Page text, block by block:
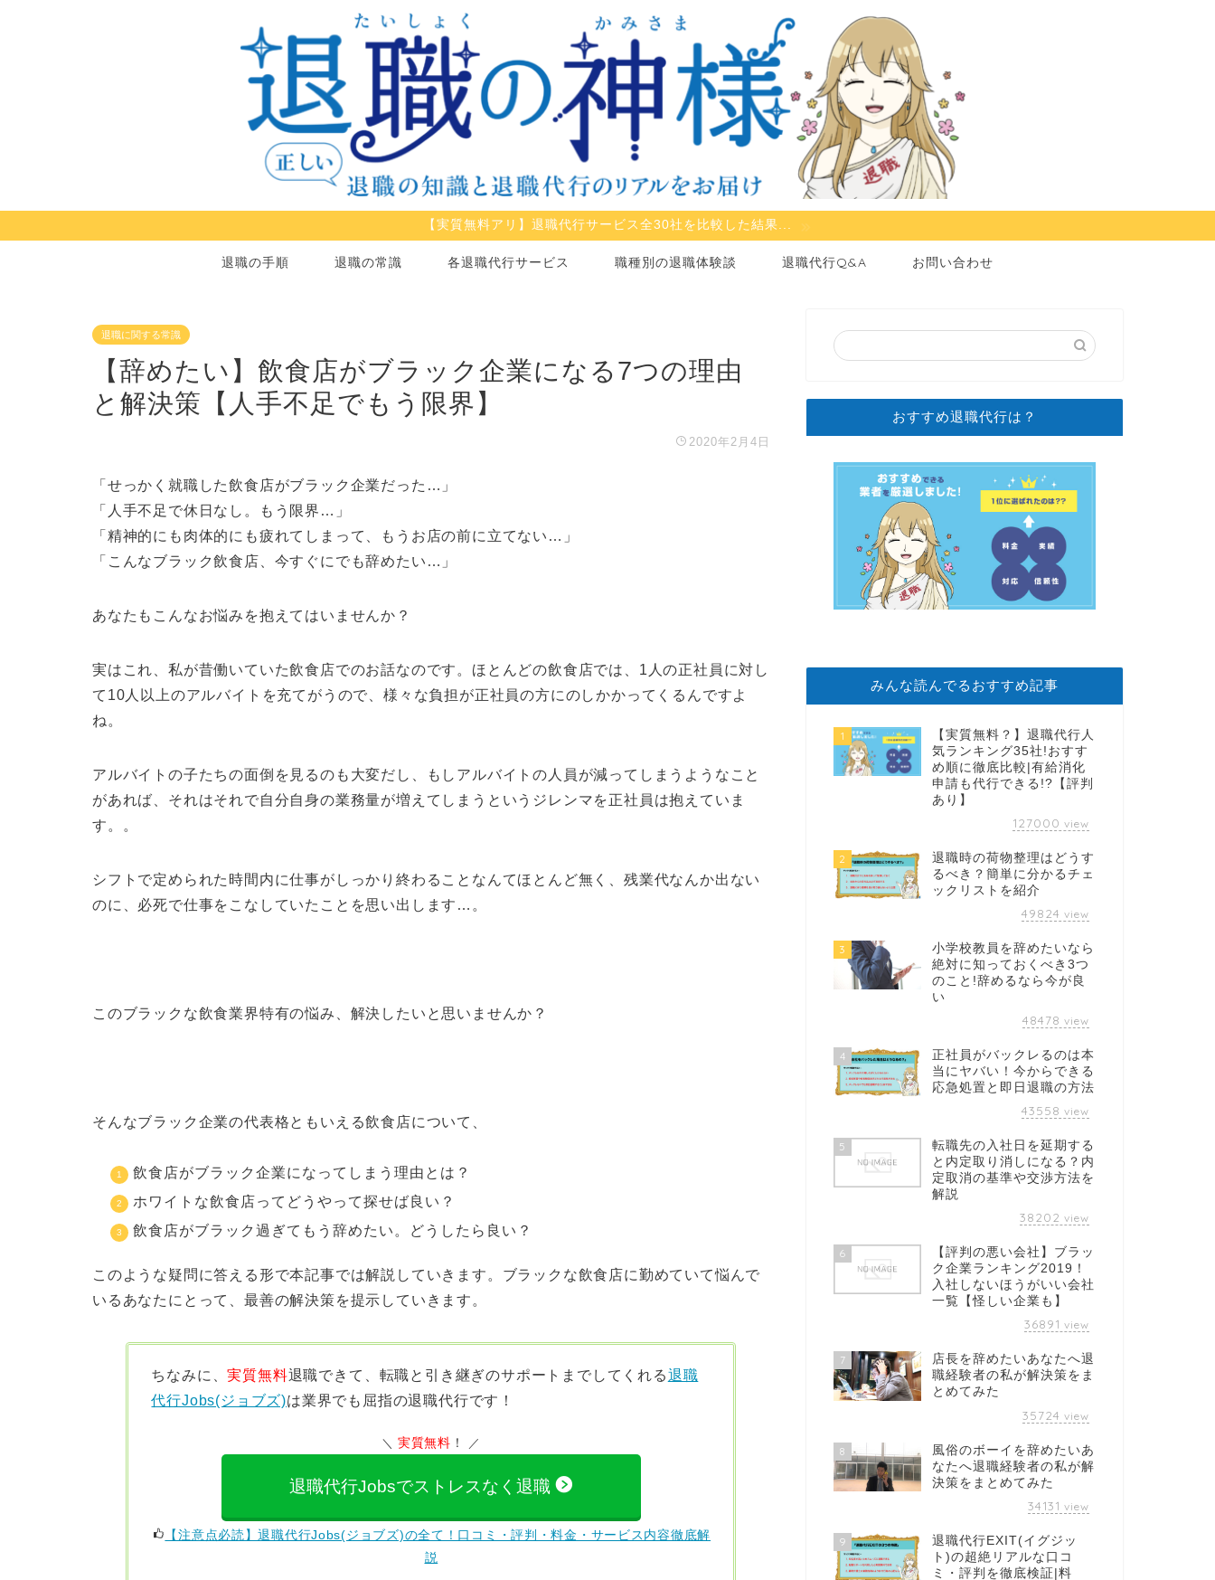
【実質無料アリ】退職代行サービス全30社を比較した結果...
退職の手順 退職の常識 各退職代行サービス 職種別の退職体験談 退職代行Q&A お問い合わせ
退職に関する常識
【辞めたい】飲食店がブラック企業になる7つの理由
と解決策【人手不足でもう限界】
2020年2月4日
「せっかく就職した飲食店がブラック企業だった…」
「人手不足で休日なし。もう限界…」
「精神的にも肉体的にも疲れてしまって、もうお店の前に立てない…」
「こんなブラック飲食店、今すぐにでも辞めたい…」
あなたもこんなお悩みを抱えてはいませんか？
実はこれ、私が昔働いていた飲食店でのお話なのです。ほとんどの飲食店では、1人の正社員に対し
て10人以上のアルバイトを充てがうので、様々な負担が正社員の方にのしかかってくるんですよ
ね。
アルバイトの子たちの面倒を見るのも大変だし、もしアルバイトの人員が減ってしまうようなこと
があれば、それはそれで自分自身の業務量が増えてしまうというジレンマを正社員は抱えていま
す。。
シフトで定められた時間内に仕事がしっかり終わることなんてほとんど無く、残業代なんか出ない
のに、必死で仕事をこなしていたことを思い出します…。
このブラックな飲食業界特有の悩み、解決したいと思いませんか？
そんなブラック企業の代表格ともいえる飲食店について、
飲食店がブラック企業になってしまう理由とは？
ホワイトな飲食店ってどうやって探せば良い？
飲食店がブラック過ぎてもう辞めたい。どうしたら良い？
このような疑問に答える形で本記事では解説していきます。ブラックな飲食店に勤めていて悩んで
いるあなたにとって、最善の解決策を提示していきます。
ちなみに、実質無料退職できて、 転職と引き継ぎのサポート までしてくれる退職
代行Jobs(ジョブズ)は業界でも屈指の退職代行です！
実質無料 ！
退職代行Jobsでストレスなく退職
【注意点必読】退職代行Jobs(ジョブズ)の全て！口コミ・評判・料金・サービス内容徹底解
説
おすすめ退職代行は？
みんな読んでるおすすめ記事
1
【実質無料？】退職代行人
気ランキング35社!おすす
め順に徹底比較|有給消化
申請も代行できる!?【評判
あり】
127000 view
2
退職時の荷物整理はどうす
るべき？簡単に分かるチェ
ックリストを紹介
49824 view
3
小学校教員を辞めたいなら
絶対に知っておくべき3つ
のこと!辞めるなら今が良
い
48478 view
4
正社員がバックレるのは本
当にヤバい！今からできる
応急処置と即日退職の方法
43558 view
5
転職先の入社日を延期する
と内定取り消しになる？内
定取消の基準や交渉方法を
解説
38202 view
6
【評判の悪い会社】ブラッ
ク企業ランキング2019！
入社しないほうがいい会社
一覧【怪しい企業も】
36891 view
7
店長を辞めたいあなたへ退
職経験者の私が解決策をま
とめてみた
35724 view
8
風俗のボーイを辞めたいあ
なたへ退職経験者の私が解
決策をまとめてみた
34131 view
9
退職代行EXIT(イグジッ
ト)の超絶リアルな口コ
ミ・評判を徹底検証|料